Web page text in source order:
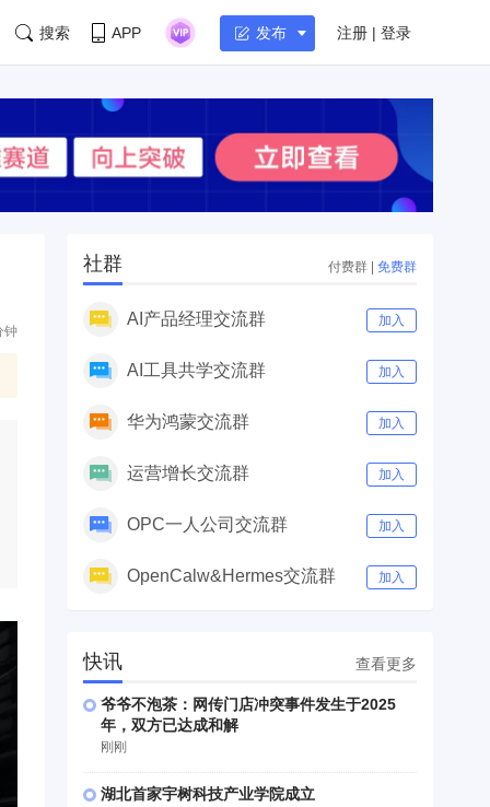
搜索 APP 发布 注册 | 登录
钟
社群 付费群 | 免费群
AI产品经理交流群 加入
AI工具共学交流群 加入
华为鸿蒙交流群 加入
运营增长交流群 加入
OPC一人公司交流群 加入
OpenCalw&Hermes交流群 加入
快讯 查看更多
爷爷不泡茶：网传门店冲突事件发生于2025
年，双方已达成和解
刚刚
湖北首家宇树科技产业学院成立